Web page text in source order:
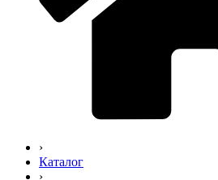
›
Каталог
›